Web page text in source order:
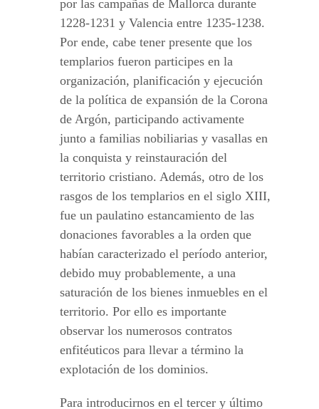
por las campañas de Mallorca durante
1228-1231 y Valencia entre 1235-1238.
Por ende, cabe tener presente que los
templarios fueron participes en la
organización, planificación y ejecución
de la política de expansión de la Corona
de Argón, participando activamente
junto a familias nobiliarias y vasallas en
la conquista y reinstauración del
territorio cristiano. Además, otro de los
rasgos de los templarios en el siglo XIII,
fue un paulatino estancamiento de las
donaciones favorables a la orden que
habían caracterizado el período anterior,
debido muy probablemente, a una
saturación de los bienes inmuebles en el
territorio. Por ello es importante
observar los numerosos contratos
enfitéuticos para llevar a término la
explotación de los dominios.
Para introducirnos en el tercer y último